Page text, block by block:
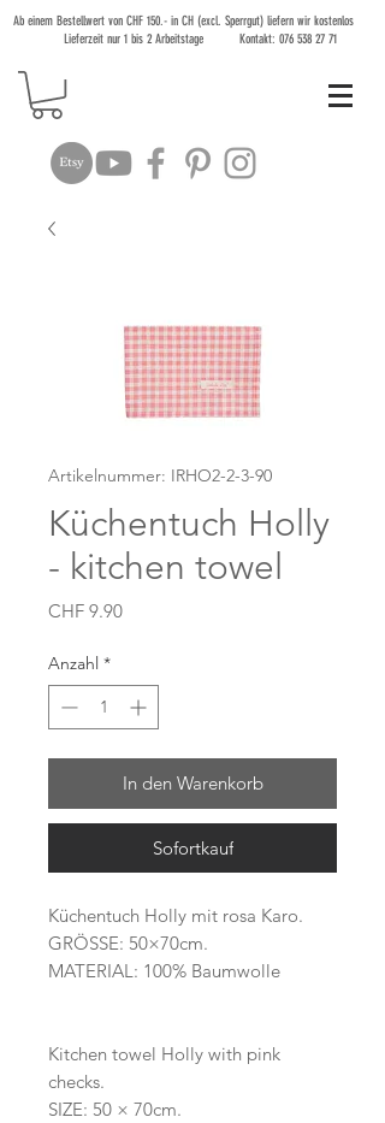
Ab einem Bestellwert von CHF 150.- in CH (excl. Sperrgut) liefern wir kostenlos
Lieferzeit nur 1 bis 2 Arbeitstage Kontakt: 076 538 27 71
Artikelnummer: IRHO2-2-3-90
Küchentuch Holly
- kitchen towel
CHF 9.90Preis
Anzahl *
In den Warenkorb
Sofortkauf
Küchentuch Holly mit rosa Karo.
GRÖSSE: 50×70cm.
MATERIAL: 100% Baumwolle
Kitchen towel Holly with pink
checks.
SIZE: 50 × 70cm.